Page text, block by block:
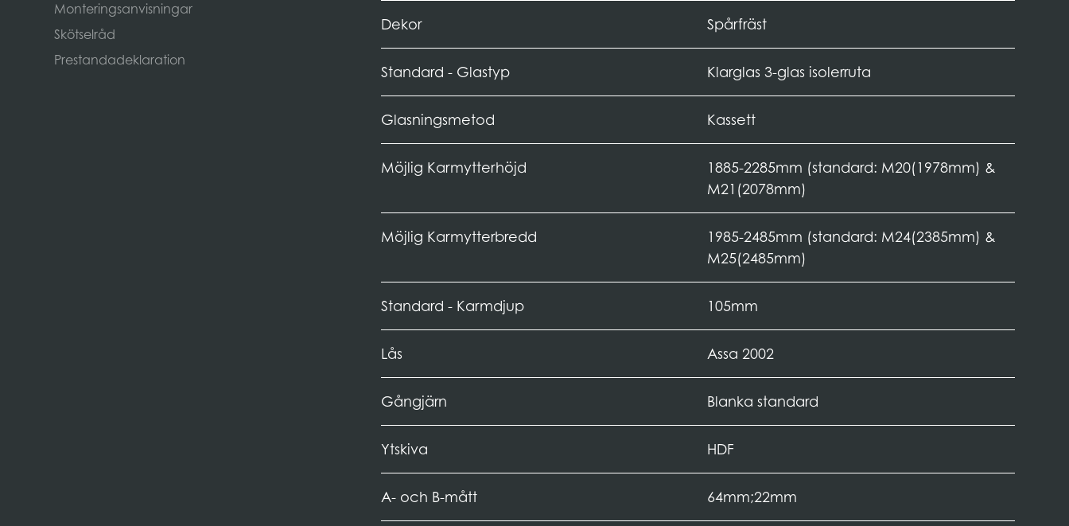
Monteringsanvisningar
Skötselråd
Prestandadeklaration
Dekor Spårfräst
Standard - Glastyp Klarglas 3-glas isolerruta
Glasningsmetod Kassett
Möjlig Karmytterhöjd
1885-2285mm (standard: M20(1978mm) &
M21(2078mm)
Möjlig Karmytterbredd
1985-2485mm (standard: M24(2385mm) &
M25(2485mm)
Standard - Karmdjup 105mm
Lås Assa 2002
Gångjärn Blanka standard
Ytskiva HDF
A- och B-mått 64mm;22mm